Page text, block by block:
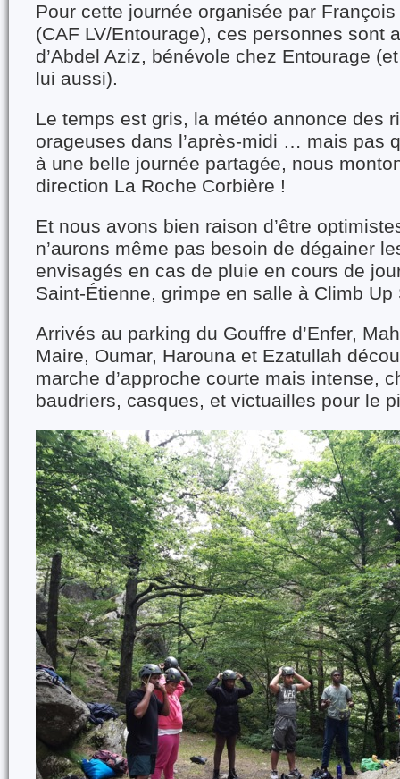
Pour cette journée organisée par
(CAF LV/Entourage), ces personnes sont
d’Abdel Aziz, bénévole chez Entourage
lui aussi).
Le temps est gris, la météo annonce des
orageuses dans l’après-midi … mais pas
à une belle journée partagée, nous
direction La Roche Corbière !
Et nous avons bien raison d’être
n’aurons même pas besoin de dégainer
envisagés en cas de pluie en cours de
Saint-Étienne, grimpe en salle à Climb
Arrivés au parking du Gouffre d’Enfer,
Maire, Oumar, Harouna et Ezatullah
marche d’approche courte mais intense,
baudriers, casques, et victuailles pour le